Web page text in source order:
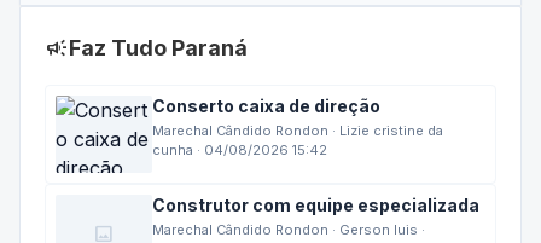
campaignFaz Tudo Paraná
Conserto caixa de direção
Marechal Cândido Rondon · Lizie cristine da
cunha · 04/08/2026 15:42
image
Construtor com equipe especializada
Marechal Cândido Rondon · Gerson luis ·